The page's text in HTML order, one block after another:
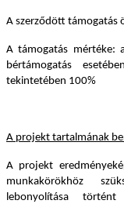
A szerződött támogatás
A támogatás mértéke:
bértámogatás
tekintetében 100%
A projekt tartalmának
A projekt
munkakörökhöz
lebonyolítása